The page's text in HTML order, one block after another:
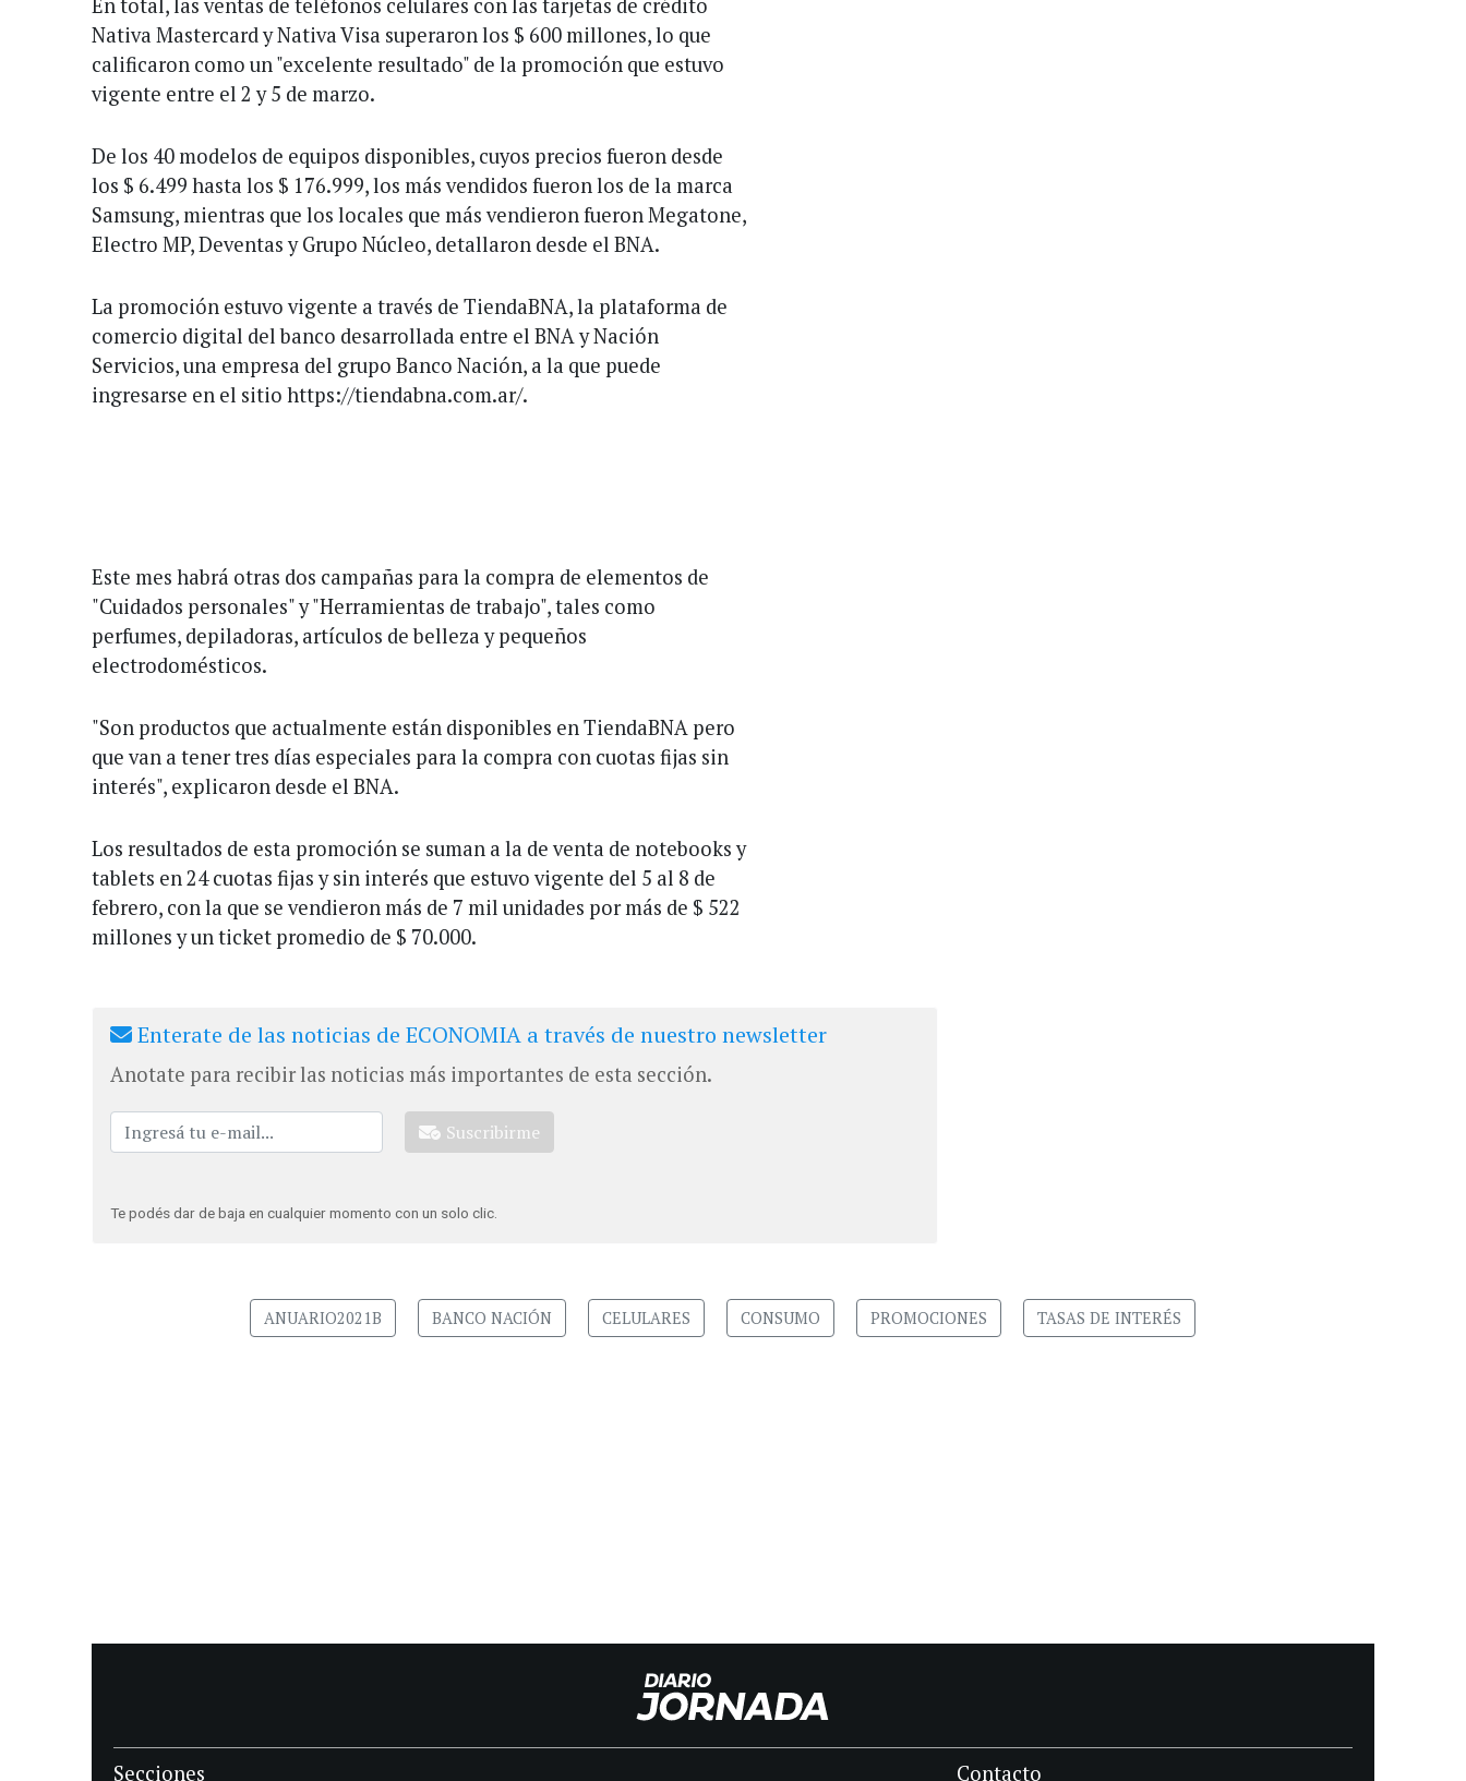
Nativa Mastercard y Nativa Visa superaron los $ 600 millones, lo que
calificaron como un "excelente resultado" de la promoción que estuvo
vigente entre el 2 y 5 de marzo.
De los 40 modelos de equipos disponibles, cuyos precios fueron desde
los $ 6.499 hasta los $ 176.999, los más vendidos fueron los de la marca
Samsung, mientras que los locales que más vendieron fueron Megatone,
Electro MP, Deventas y Grupo Núcleo, detallaron desde el BNA.
La promoción estuvo vigente a través de TiendaBNA, la plataforma de
comercio digital del banco desarrollada entre el BNA y Nación
Servicios, una empresa del grupo Banco Nación, a la que puede
ingresarse en el sitio https://tiendabna.com.ar/.
Este mes habrá otras dos campañas para la compra de elementos de
"Cuidados personales" y "Herramientas de trabajo", tales como
perfumes, depiladoras, artículos de belleza y pequeños
electrodomésticos.
"Son productos que actualmente están disponibles en TiendaBNA pero
que van a tener tres días especiales para la compra con cuotas fijas sin
interés", explicaron desde el BNA.
Los resultados de esta promoción se suman a la de venta de notebooks y
tablets en 24 cuotas fijas y sin interés que estuvo vigente del 5 al 8 de
febrero, con la que se vendieron más de 7 mil unidades por más de $ 522
millones y un ticket promedio de $ 70.000.
Enterate de las noticias de ECONOMIA a través de nuestro newsletter
Anotate para recibir las noticias más importantes de esta sección.
Suscribirme
Te podés dar de baja en cualquier momento con un solo clic.
ANUARIO2021B BANCO NACIÓN CELULARES CONSUMO PROMOCIONES TASAS DE INTERÉS
Secciones Contacto